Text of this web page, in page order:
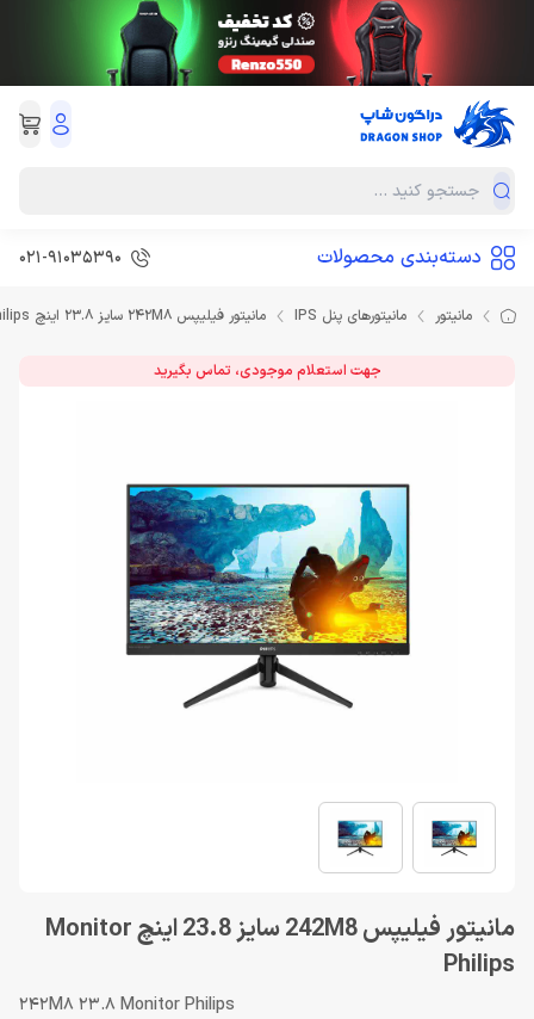
دسته‌بندی محصولات 021-91035390
مانیتور مانیتورهای پنل IPS مانیتور فیلیپس 242M8 سایز 23.8 اینچ Monitor Philips
جهت استعلام موجودی، تماس بگیرید
مانیتور فیلیپس 242M8 سایز 23.8 اینچ Monitor
Philips
242M8 23.8 Monitor Philips